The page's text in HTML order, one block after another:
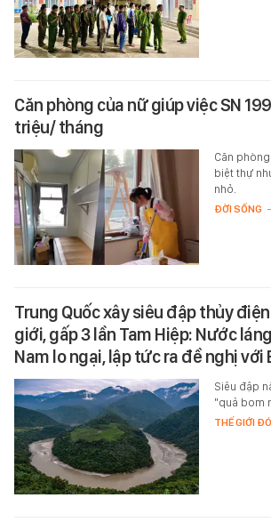
Căn phòng của nữ giúp việc SN
triệu/ tháng
Căn
biệt thự
nhỏ.
ĐỜI SỐNG -
Trung Quốc xây siêu đập thủy
giới, gấp 3 lần Tam Hiệp: Nước
Nam lo ngại, lập tức ra đề nghị với
Siêu đập
"quả bom
THẾ GIỚI